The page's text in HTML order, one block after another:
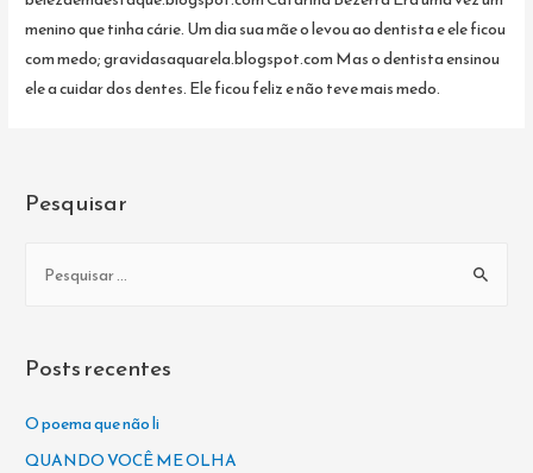
menino que tinha cárie. Um dia sua mãe o levou ao dentista e ele ficou
com medo; gravidasaquarela.blogspot.com Mas o dentista ensinou
ele a cuidar dos dentes. Ele ficou feliz e não teve mais medo.
Pesquisar
i
s
Posts recentes
O poema que não li
QUANDO VOCÊ ME OLHA